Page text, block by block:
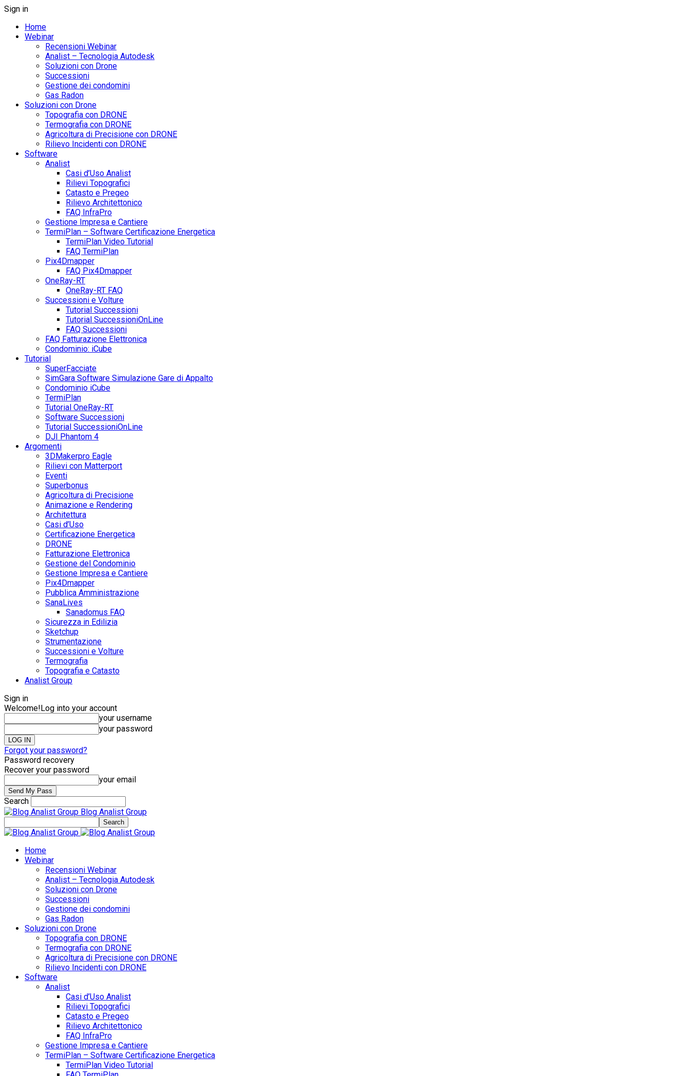
Sign in
Home
Webinar
Recensioni Webinar
Analist – Tecnologia Autodesk
Soluzioni con Drone
Successioni
Gestione dei condomini
Gas Radon
Soluzioni con Drone
Topografia con DRONE
Termografia con DRONE
Agricoltura di Precisione con DRONE
Rilievo Incidenti con DRONE
Software
Analist
Casi d’Uso Analist
Rilievi Topografici
Catasto e Pregeo
Rilievo Architettonico
FAQ InfraPro
Gestione Impresa e Cantiere
TermiPlan – Software Certificazione Energetica
TermiPlan Video Tutorial
FAQ TermiPlan
Pix4Dmapper
FAQ Pix4Dmapper
OneRay-RT
OneRay-RT FAQ
Successioni e Volture
Tutorial Successioni
Tutorial SuccessioniOnLine
FAQ Successioni
FAQ Fatturazione Elettronica
Condominio: iCube
Tutorial
SuperFacciate
SimGara Software Simulazione Gare di Appalto
Condominio iCube
TermiPlan
Tutorial OneRay-RT
Software Successioni
Tutorial SuccessioniOnLine
DJI Phantom 4
Argomenti
3DMakerpro Eagle
Rilievi con Matterport
Eventi
Superbonus
Agricoltura di Precisione
Animazione e Rendering
Architettura
Casi d’Uso
Certificazione Energetica
DRONE
Fatturazione Elettronica
Gestione del Condominio
Gestione Impresa e Cantiere
Pix4Dmapper
Pubblica Amministrazione
SanaLives
Sanadomus FAQ
Sicurezza in Edilizia
Sketchup
Strumentazione
Successioni e Volture
Termografia
Topografia e Catasto
Analist Group
Sign in
Welcome!Log into your account
your username
your password
Forgot your password?
Password recovery
Recover your password
your email
Search
Blog Analist Group
Home
Webinar
Recensioni Webinar
Analist – Tecnologia Autodesk
Soluzioni con Drone
Successioni
Gestione dei condomini
Gas Radon
Soluzioni con Drone
Topografia con DRONE
Termografia con DRONE
Agricoltura di Precisione con DRONE
Rilievo Incidenti con DRONE
Software
Analist
Casi d’Uso Analist
Rilievi Topografici
Catasto e Pregeo
Rilievo Architettonico
FAQ InfraPro
Gestione Impresa e Cantiere
TermiPlan – Software Certificazione Energetica
TermiPlan Video Tutorial